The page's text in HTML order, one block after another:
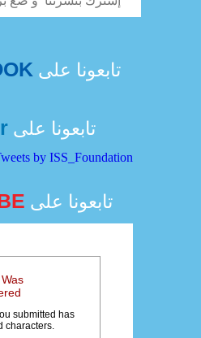
تابعونا على
تابعونا على
by ISS_Foundation
تابعونا على